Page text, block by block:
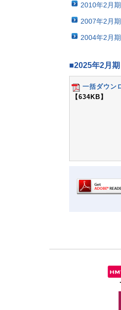
2010年2月期
2007年2月期
2004年2月期
■2025年2月
一括ダウン
【634KB】